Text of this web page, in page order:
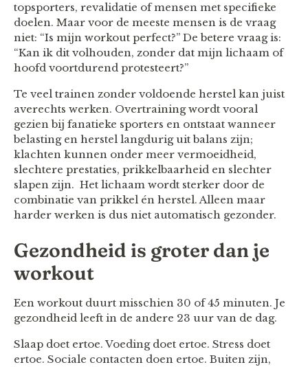
topsporters, revalidatie of mensen met specifieke
doelen. Maar voor de meeste mensen is de vraag
niet: “Is mijn workout perfect?” De betere vraag is:
“Kan ik dit volhouden, zonder dat mijn lichaam of
hoofd voortdurend protesteert?”
Te veel trainen zonder voldoende herstel kan juist
averechts werken. Overtraining wordt vooral
gezien bij fanatieke sporters en ontstaat wanneer
belasting en herstel langdurig uit balans zijn;
klachten kunnen onder meer vermoeidheid,
slechtere prestaties, prikkelbaarheid en slechter
slapen zijn. Het lichaam wordt sterker door de
combinatie van prikkel én herstel. Alleen maar
harder werken is dus niet automatisch gezonder.
Gezondheid is groter dan je
workout
Een workout duurt misschien 30 of 45 minuten. Je
gezondheid leeft in de andere 23 uur van de dag.
Slaap doet ertoe. Voeding doet ertoe. Stress doet
ertoe. Sociale contacten doen ertoe. Buiten zijn,